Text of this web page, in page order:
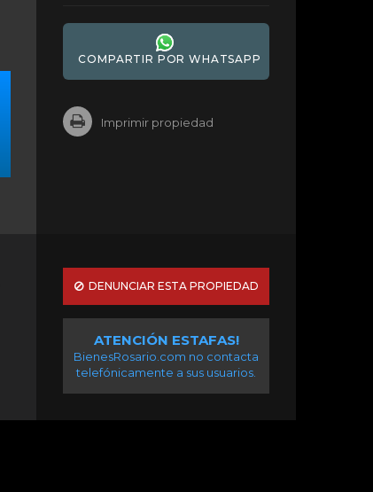
COMPARTIR POR WHATSAPP
Imprimir propiedad
DENUNCIAR ESTA PROPIEDAD
ATENCIÓN ESTAFAS!
BienesRosario.com no contacta
telefónicamente a sus usuarios.